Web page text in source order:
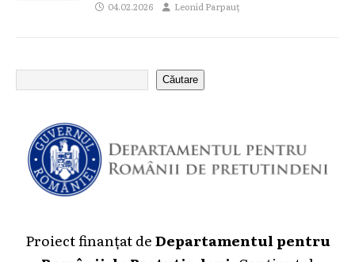
04.02.2026 Leonid Parpauț
Căutare
Proiect finanțat deDepartamentul pentru